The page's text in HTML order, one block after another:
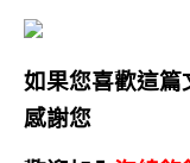
如果您喜歡這篇
感謝您